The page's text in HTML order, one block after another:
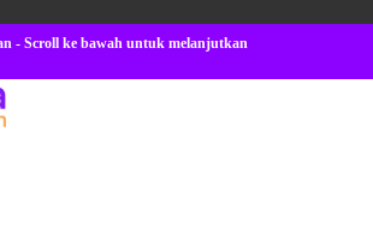
- Scroll ke bawah untuk melanjutkan